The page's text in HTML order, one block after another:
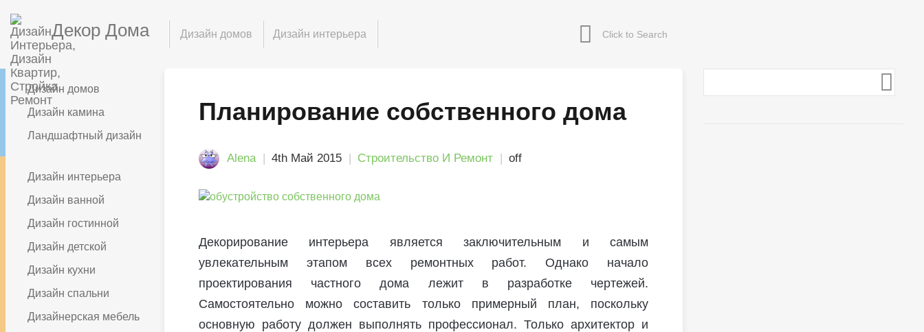
Декор Дома Дизайн домов Дизайн интерьера
Дизайн домов
Дизайн камина
Ландшафтный дизайн
Дизайн интерьера
Дизайн ванной
Дизайн гостинной
Дизайн детской
Дизайн кухни
Дизайн спальни
Дизайнерская мебель
Планирование собственного дома
Alena 4th Май 2015 Строительство И Ремонт off
Декорирование интерьера является заключительным и самым
увлекательным этапом всех ремонтных работ. Однако начало
проектирования частного дома лежит в разработке чертежей.
Самостоятельно можно составить только примерный план, поскольку
основную работу должен выполнять профессионал. Только архитектор и